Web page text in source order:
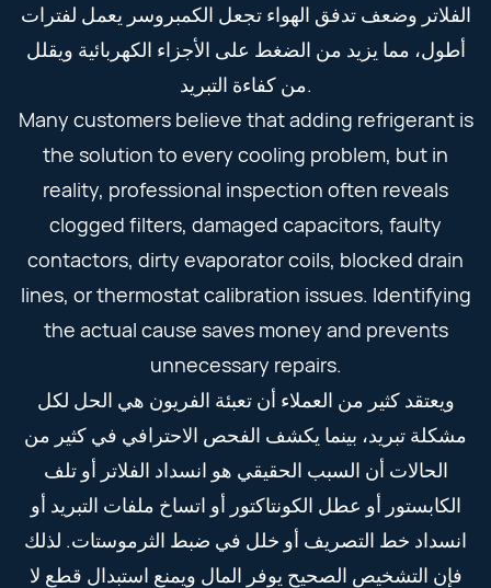
الفلاتر وضعف تدفق الهواء تجعل الكمبروسر يعمل لفترات
أطول، مما يزيد من الضغط على الأجزاء الكهربائية ويقلل
من كفاءة التبريد.
Many customers believe that adding refrigerant is
the solution to every cooling problem, but in
reality, professional inspection often reveals
clogged filters, damaged capacitors, faulty
contactors, dirty evaporator coils, blocked drain
lines, or thermostat calibration issues. Identifying
the actual cause saves money and prevents
unnecessary repairs.
ويعتقد كثير من العملاء أن تعبئة الفريون هي الحل لكل
مشكلة تبريد، بينما يكشف الفحص الاحترافي في كثير من
الحالات أن السبب الحقيقي هو انسداد الفلاتر أو تلف
الكابستور أو عطل الكونتاكتور أو اتساخ ملفات التبريد أو
انسداد خط التصريف أو خلل في ضبط الثرموستات. لذلك
فإن التشخيص الصحيح يوفر المال ويمنع استبدال قطع لا